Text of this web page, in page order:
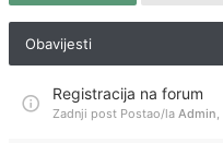
Obavijesti
Registracija na forum
Zadnji post Postao/la Admin,